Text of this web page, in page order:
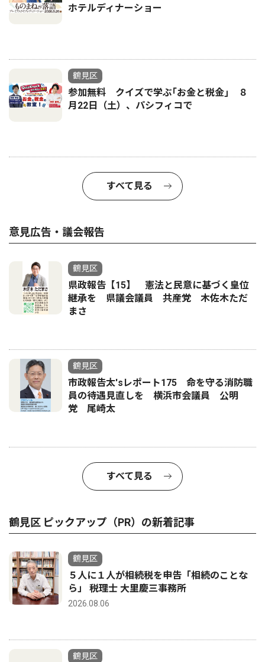
ホテルディナーショー
鶴見区
参加無料 クイズで学ぶ｢お金と税金｣ ８
月22日（土）、パシフィコで
すべて見る
意見広告・議会報告
鶴見区
県政報告【15】 憲法と民意に基づく皇位
継承を 県議会議員 共産党 木佐木ただ
まさ
鶴見区
市政報告太'sレポート175 命を守る消防職
員の待遇見直しを 横浜市会議員 公明
党 尾崎太
すべて見る
鶴見区 ピックアップ（PR）の新着記事
鶴見区
５人に１人が相続税を申告「相続のことな
ら」 税理士 大里慶三事務所
2026.08.06
鶴見区